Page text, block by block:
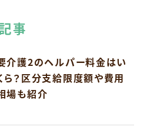
事
介護2のヘルパー料金はい
ら？区分支給限度額や費用
場も紹介